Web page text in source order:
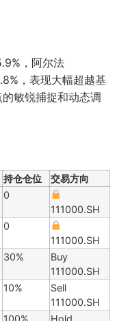
，阿尔法
，表现大幅超越基
敏锐捕捉和动态调
持仓仓位
交易方向
0
111000.SH
0
111000.SH
30%
Buy
111000.SH
10%
Sell
111000.SH
100%
Hold